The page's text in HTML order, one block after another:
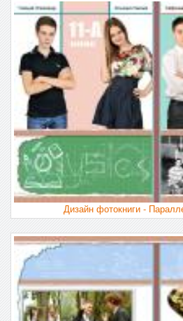
Дизайн фотокниги -